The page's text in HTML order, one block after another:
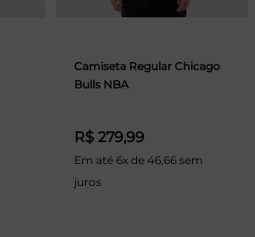
Camiseta Regular Chicago
Bulls NBA
R$ 279,99
Em até 6x de 46,66 sem
juros